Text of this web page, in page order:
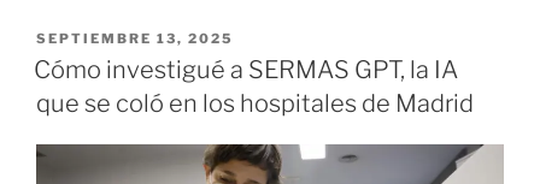
PUBLICADO
EL
SEPTIEMBRE 13, 2025
Cómo investigué a SERMAS GPT, la IA
que se coló en los hospitales de Madrid